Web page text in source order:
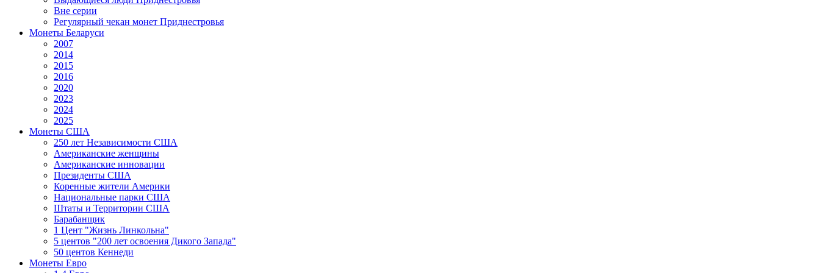
Вне серии
Регулярный чекан монет Приднестровья
Монеты Беларуси
2007
2014
2015
2016
2020
2023
2024
2025
Монеты США
250 лет Независимости США
Американские женщины
Американские инновации
Президенты США
Коренные жители Америки
Национальные парки США
Штаты и Территории США
Барабанщик
1 Цент "Жизнь Линкольна"
5 центов "200 лет освоения Дикого Запада"
50 центов Кеннеди
Монеты Евро